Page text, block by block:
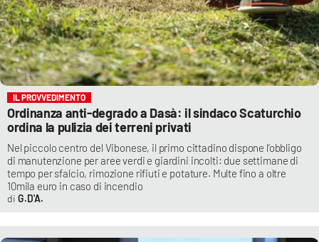
IL PROVVEDIMENTO
Ordinanza anti-degrado a Dasà: il sindaco Scaturchio
ordina la pulizia dei terreni privati
Nel piccolo centro del Vibonese, il primo cittadino dispone l’obbligo
di manutenzione per aree verdi e giardini incolti: due settimane di
tempo per sfalcio, rimozione rifiuti e potature. Multe fino a oltre
10mila euro in caso di incendio
G.D'A.